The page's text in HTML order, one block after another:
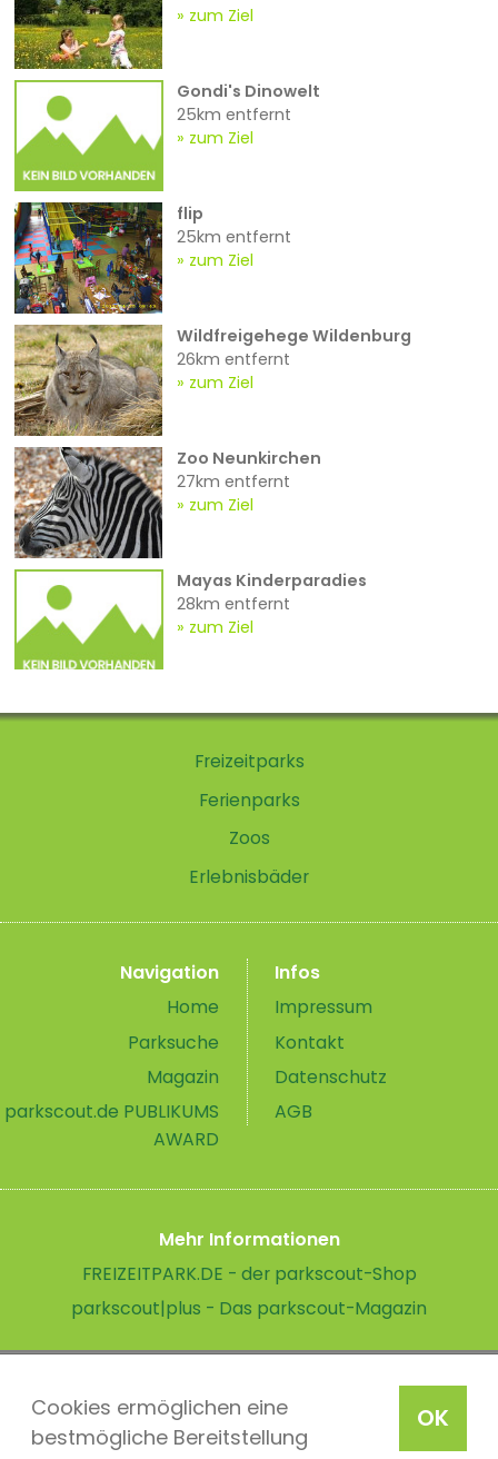
OK
Cookies ermöglichen eine
bestmögliche Bereitstellung
zum Ziel
Gondi's Dinowelt
25km entfernt
zum Ziel
flip
25km entfernt
zum Ziel
Wildfreigehege Wildenburg
26km entfernt
zum Ziel
Zoo Neunkirchen
27km entfernt
zum Ziel
Mayas Kinderparadies
28km entfernt
zum Ziel
Freizeitparks
Ferienparks
Zoos
Erlebnisbäder
Navigation
Home
Parksuche
Magazin
parkscout.de PUBLIKUMS
AWARD
Infos
Impressum
Kontakt
Datenschutz
AGB
Mehr Informationen
FREIZEITPARK.DE - der parkscout-Shop
parkscout|plus - Das parkscout-Magazin